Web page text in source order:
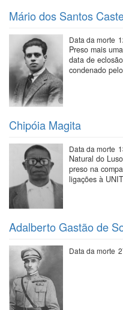
Mário dos Santos
Data da morte
Preso mais
data de
condenado
Chipóia Magita
Data da morte
Natural do
preso na
ligações à
Adalberto Gastão de
Data da morte